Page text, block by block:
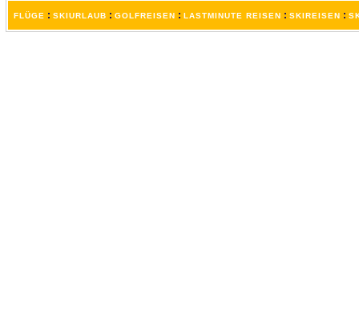
FLÜGE : SKIURLAUB : GOLFREISEN : LASTMINUTE REISEN : SKIREISEN :